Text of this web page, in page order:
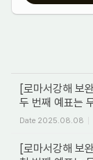
[로마서강해 보
두 번째 예표는
Date 2025.08.08
[로마서강해 보